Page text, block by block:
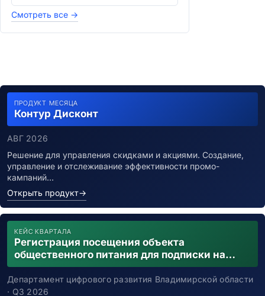
Смотреть все →
ПРОДУКТ МЕСЯЦА
Контур Дисконт
АВГ 2026
Решение для управления скидками и акциями. Создание,
управление и отслеживание эффективности промо-
кампаний…
Открыть продукт→
КЕЙС КВАРТАЛА
Регистрация посещения объекта
общественного питания для подписки на
уведомления о возможном контакте с
заболевшим новой коронавирусной
инфекцией
Департамент цифрового развития Владимирской области
· Q3 2026